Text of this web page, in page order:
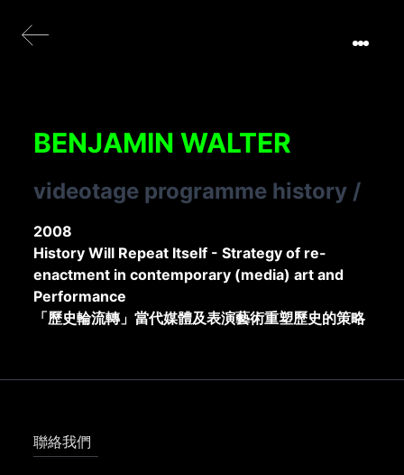
BENJAMIN WALTER
videotage programme history /
2008
History Will Repeat Itself - Strategy of re-
enactment in contemporary (media) art and
Performance
「歷史輪流轉」當代媒體及表演藝術重塑歷史的策略
聯絡我們